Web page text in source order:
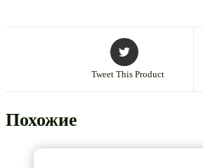
Tweet This Product
Похожие